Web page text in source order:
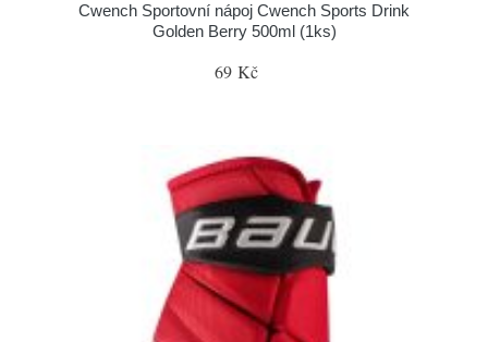
Cwench Sportovní nápoj Cwench Sports Drink
Golden Berry 500ml (1ks)
69 Kč